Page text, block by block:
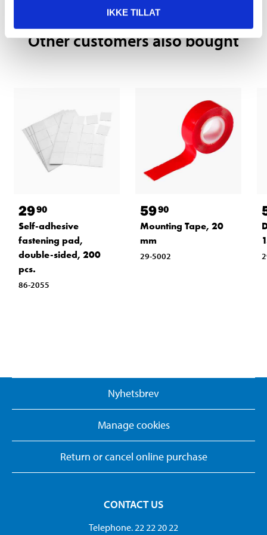
IKKE TILLAT
Other customers also bought
2990
Self-adhesive
fastening pad,
double-sided, 200
pcs.
86-2055
5990
Mounting Tape, 20
mm
29-5002
Nyhetsbrev
Manage cookies
Return or cancel online purchase
CONTACT US
Telephone. 22 22 20 22